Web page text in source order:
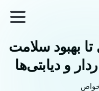
بهبود سلامت
و دیابتی‌ها